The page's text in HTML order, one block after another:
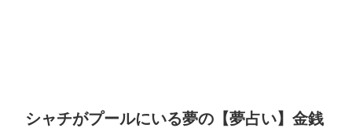
シャチがプールにいる夢の【夢占い】金銭